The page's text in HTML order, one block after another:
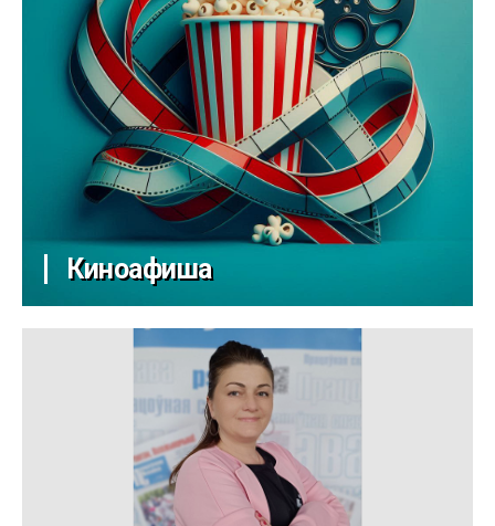
Киноафиша